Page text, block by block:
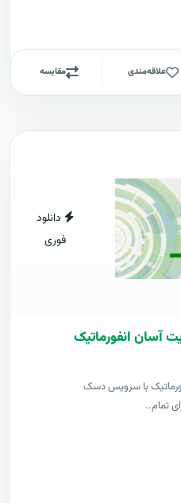
علاقه‌مندی مقایسه
دانلود
فوری
با سرویس دسک